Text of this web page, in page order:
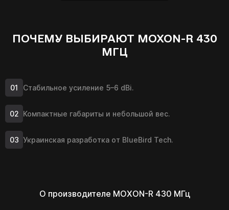
ПОЧЕМУ ВЫБИРАЮТ MOXON-R 430
МГЦ
Стабильное усиление 5–6 dBi.
Компактные габариты и небольшой вес.
Украинская разработка от BlueBird Tech.
О производителе MOXON-R 430 МГц